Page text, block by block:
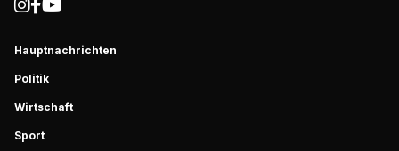
Hauptnachrichten
Politik
Wirtschaft
Sport